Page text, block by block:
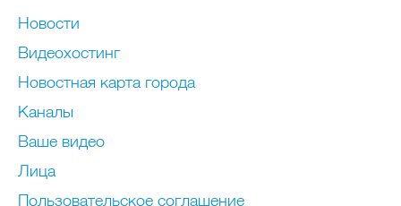
Новости
Видеохостинг
Новостная карта города
Каналы
Ваше видео
Лица
Пользовательское соглашение